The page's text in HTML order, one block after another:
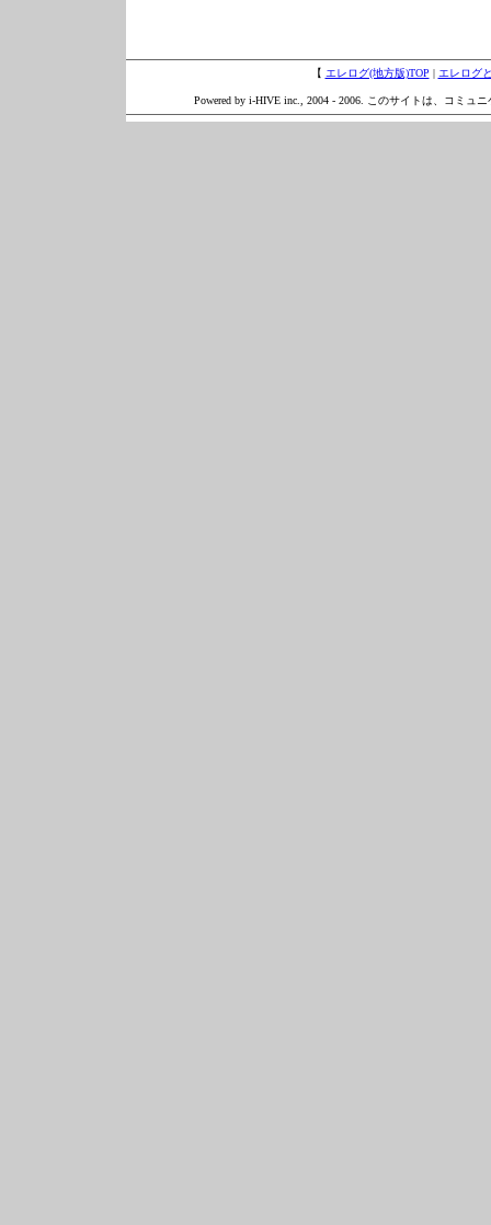
【 エレログ(地方版)TOP | エレログ
Powered by i-HIVE inc., 2004 - 2006. このサイトは、コミュ